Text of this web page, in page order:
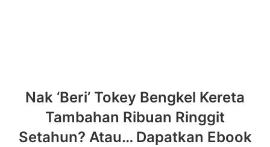
Nak ‘Beri’ Tokey Bengkel Kereta
Tambahan Ribuan Ringgit
Setahun? Atau… Dapatkan Ebook